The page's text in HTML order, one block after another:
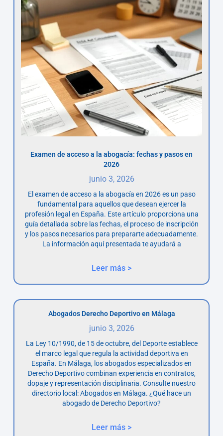
Examen de acceso a la abogacía: fechas y pasos en
2026
junio 3, 2026
El examen de acceso a la abogacía en 2026 es un paso
fundamental para aquellos que desean ejercer la
profesión legal en España. Este artículo proporciona una
guía detallada sobre las fechas, el proceso de inscripción
y los pasos necesarios para prepararte adecuadamente.
La información aquí presentada te ayudará a
Leer más >
Abogados Derecho Deportivo en Málaga
junio 3, 2026
La Ley 10/1990, de 15 de octubre, del Deporte establece
el marco legal que regula la actividad deportiva en
España. En Málaga, los abogados especializados en
Derecho Deportivo combinan experiencia en contratos,
dopaje y representación disciplinaria. Consulte nuestro
directorio local: Abogados en Málaga. ¿Qué hace un
abogado de Derecho Deportivo?
Leer más >